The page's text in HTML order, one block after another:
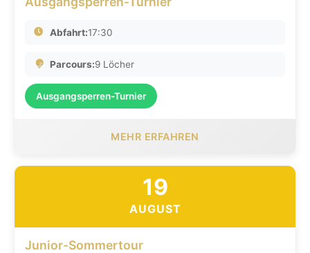
Abfahrt:17:30
Parcours:9 Löcher
Ausgangsperren-Turnier
MEHR ERFAHREN
19
AUGUST
Junior-Sommertour